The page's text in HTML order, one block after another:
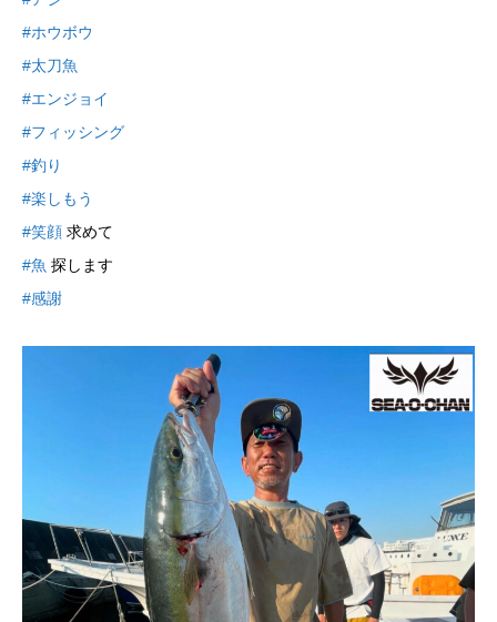
#ホウボウ
#太刀魚
#エンジョイ
#フィッシング
#釣り
#楽しもう
#笑顔 求めて
#魚 探します
#感謝